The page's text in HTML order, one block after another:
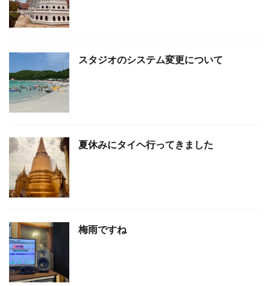
スタジオのシステム変更について
夏休みにタイヘ行ってきました
梅雨ですね